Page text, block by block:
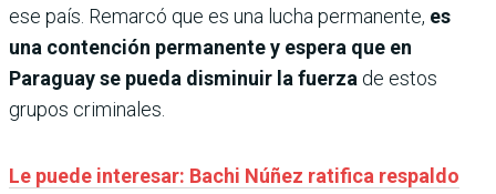
ese país. Remarcó que es una lucha permanente, es
una contención permanente y espera que en
Paraguay se pueda disminuir la fuerza de estos
grupos criminales.
Le puede interesar: Bachi Núñez ratifica respaldo